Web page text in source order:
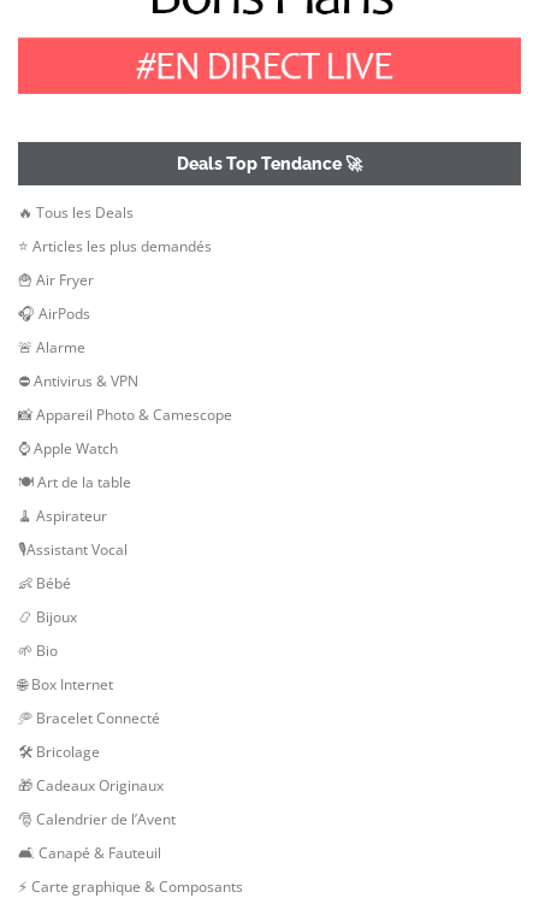
Deals Top Tendance 🚀
🔥 Tous les Deals
⭐ Articles les plus demandés
🍟 Air Fryer
🎧 AirPods
🚨 Alarme
⛔ Antivirus & VPN
📸 Appareil Photo & Camescope
⌚ Apple Watch
🍽 Art de la table
🧹 Aspirateur
🎙Assistant Vocal
👶 Bébé
📿 Bijoux
🌱 Bio
🌐 Box Internet
🥏 Bracelet Connecté
🛠 Bricolage
🎁 Cadeaux Originaux
🎅 Calendrier de l’Avent
🛋️ Canapé & Fauteuil
⚡ Carte graphique & Composants